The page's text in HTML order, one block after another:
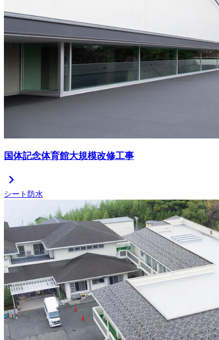
国体記念体育館大規模改修工事
chevron_right
シート防水